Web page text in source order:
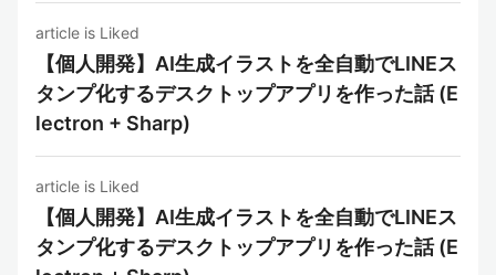
article is Liked
【個人開発】AI生成イラストを全自動でLINEス
タンプ化するデスクトップアプリを作った話 (E
lectron + Sharp)
article is Liked
【個人開発】AI生成イラストを全自動でLINEス
タンプ化するデスクトップアプリを作った話 (E